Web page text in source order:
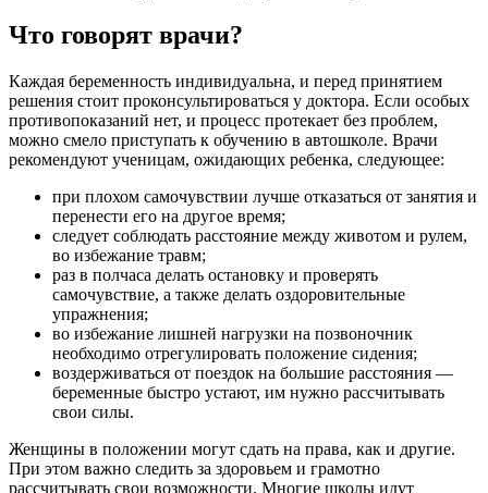
Что говорят врачи?
Каждая беременность индивидуальна, и перед принятием
решения стоит проконсультироваться у доктора. Если особых
противопоказаний нет, и процесс протекает без проблем,
можно смело приступать к обучению в автошколе. Врачи
рекомендуют ученицам, ожидающих ребенка, следующее:
при плохом самочувствии лучше отказаться от занятия и
перенести его на другое время;
следует соблюдать расстояние между животом и рулем,
во избежание травм;
раз в полчаса делать остановку и проверять
самочувствие, а также делать оздоровительные
упражнения;
во избежание лишней нагрузки на позвоночник
необходимо отрегулировать положение сидения;
воздерживаться от поездок на большие расстояния —
беременные быстро устают, им нужно рассчитывать
свои силы.
Женщины в положении могут сдать на права, как и другие.
При этом важно следить за здоровьем и грамотно
рассчитывать свои возможности. Многие школы идут